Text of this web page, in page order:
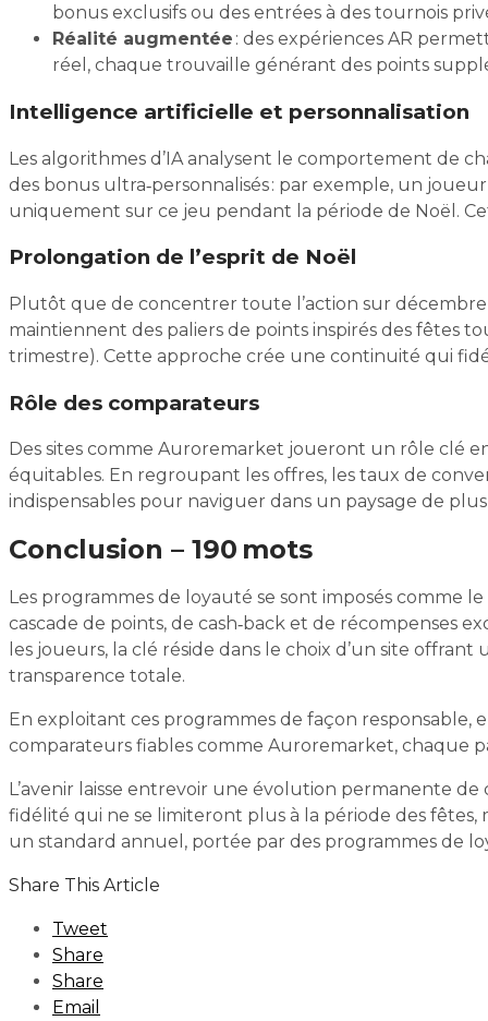
bonus exclusifs ou des entrées à des tournois
Réalité augmentée : des expériences AR
réel, chaque trouvaille générant des points
Intelligence artificielle et personnalisation
Les algorithmes d’IA analysent le comportement de
des bonus ultra‑personnalisés : par exemple, un
uniquement sur ce jeu pendant la période de Noël.
Prolongation de l’esprit de Noël
Plutôt que de concentrer toute l’action sur
maintiennent des paliers de points inspirés des fêtes
trimestre). Cette approche crée une continuité qui
Rôle des comparateurs
Des sites comme Auroremarket joueront un rôle clé
équitables. En regroupant les offres, les taux de
indispensables pour naviguer dans un paysage de
Conclusion – 190 mots
Les programmes de loyauté se sont imposés comme
cascade de points, de cash‑back et de récompenses
les joueurs, la clé réside dans le choix d’un site
transparence totale.
En exploitant ces programmes de façon
comparateurs fiables comme Auroremarket, chaque
L’avenir laisse entrevoir une évolution permanente de
fidélité qui ne se limiteront plus à la période des fêtes,
un standard annuel, portée par des programmes de
Share This Article
Tweet
Share
Share
Email